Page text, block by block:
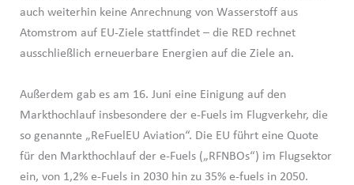
auch weiterhin keine Anrechnung von Wasserstoff aus
Atomstrom auf EU-Ziele stattfindet – die RED rechnet
ausschließlich erneuerbare Energien auf die Ziele an.
Außerdem gab es am 16. Juni eine Einigung auf den
Markthochlauf insbesondere der e-Fuels im Flugverkehr, die
so genannte „ReFuelEU Aviation“. Die EU führt eine Quote
für den Markthochlauf der e-Fuels („RFNBOs“) im Flugsektor
ein, von 1,2% e-Fuels in 2030 hin zu 35% e-fuels in 2050.